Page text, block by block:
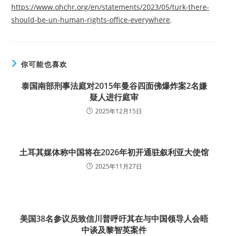
https://www.ohchr.org/en/statements/2023/05/turk-there-
should-be-un-human-rights-office-everywhere.
你可能也喜欢
泰国南部刑事法庭对2015年曼谷四面佛爆炸案2名嫌
疑人进行庭审
2025年12月15日
土耳其媒体称中国将在2026年初开通驻叙利亚大使馆
2025年11月27日
美国38名参议员致信川普呼吁其在与中国领导人会晤
中谈及黎智英案件